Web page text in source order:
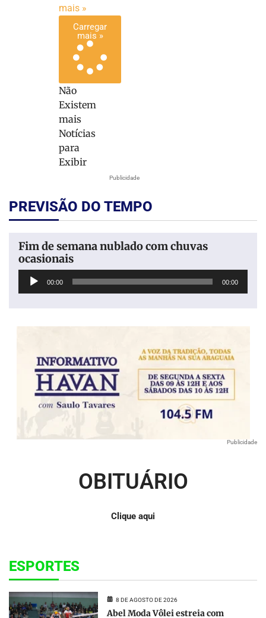
mais »
Carregar
mais »
Não
Existem
mais
Notícias
para
Exibir
Publicidade
PREVISÃO DO TEMPO
Fim de semana nublado com chuvas
ocasionais
Tocador
00:00 00:00
Publicidade
OBITUÁRIO
Clique aqui
ESPORTES
8 DE AGOSTO DE 2026
Abel Moda Vôlei estreia com